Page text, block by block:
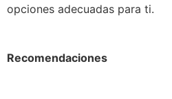
opciones adecuadas para ti.
Recomendaciones